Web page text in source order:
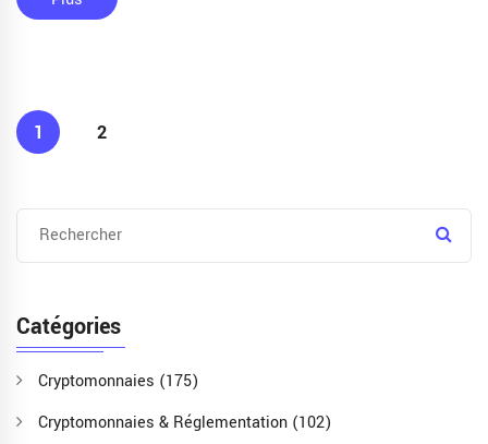
1 2
Catégories
Cryptomonnaies (175)
Cryptomonnaies & Réglementation (102)